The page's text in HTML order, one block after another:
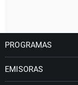
PROGRAMAS
EMISORAS